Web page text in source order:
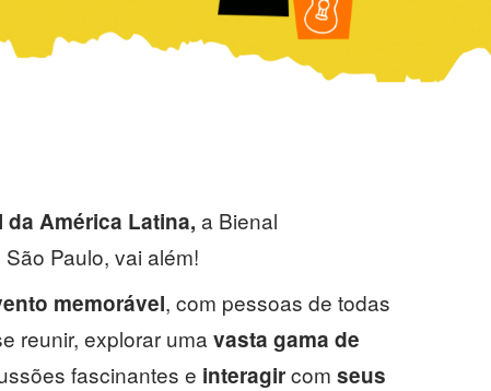
América Latina, a Bienal
Paulo, vai além!
memorável, com pessoas de todas
reunir, explorar uma vasta gama de
fascinantes e interagircom seus